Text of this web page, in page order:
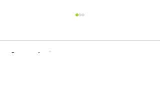
Comentarios